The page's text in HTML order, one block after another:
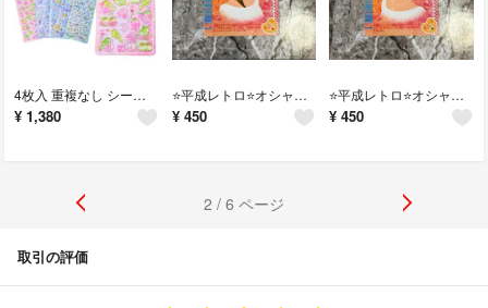
4枚入 重複なし シール ぷくぷくシール ぷっくり ボンボンドロップシール
¥ 1,380
⭐️平成レトロ⭐️オシャレ魔女ラブアンドベリー キリッとカウガール
¥ 450
⭐️平成レトロ⭐️オシャレ魔女ラブアンドベリー リボンキャスケット
¥ 450
2 / 6 ページ
取引の評価